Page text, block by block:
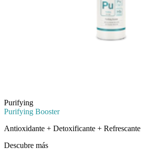
Purifying
Purifying Booster
Antioxidante + Detoxificante + Refrescante
Descubre más